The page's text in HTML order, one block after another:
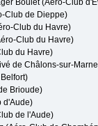
Boulet (Aéro-Club
Club de Dieppe)
Club du Havre)
Club du Havre)
du Havre)
de Châlons-sur-
Brioude)
d'Aude)
de l'Aude)